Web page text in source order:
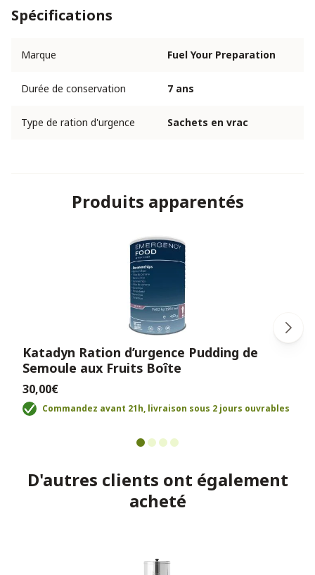
Spécifications
Marque Fuel Your Preparation
Durée de conservation 7 ans
Type de ration d'urgence Sachets en vrac
Produits apparentés
Katadyn Ration d’urgence Pudding de
Semoule aux Fruits Boîte
30,00€
Commandez avant 21h, livraison sous 2 jours ouvrables
D'autres clients ont également
acheté